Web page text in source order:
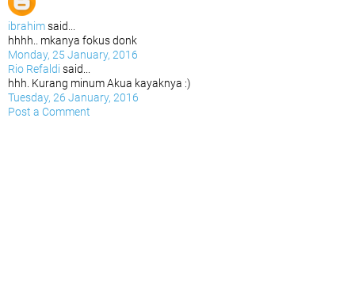
ibrahimsaid...
hhhh.. mkanya fokus donk
Monday, 25 January, 2016
Rio Refaldi said...
hhh. Kurang minum Akua kayaknya :)
Tuesday, 26 January, 2016
Post a Comment